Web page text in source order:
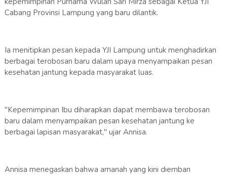
Cabang Provinsi Lampung yang baru dilantik.
Ia menitipkan pesan kepada YJI Lampung untuk menghadirkan
berbagai terobosan baru dalam upaya menyampaikan pesan
kesehatan jantung kepada masyarakat luas.
"Kepemimpinan Ibu diharapkan dapat membawa terobosan
baru dalam menyampaikan pesan kesehatan jantung ke
berbagai lapisan masyarakat," ujar Annisa.
Annisa menegaskan bahwa amanah yang kini diemban